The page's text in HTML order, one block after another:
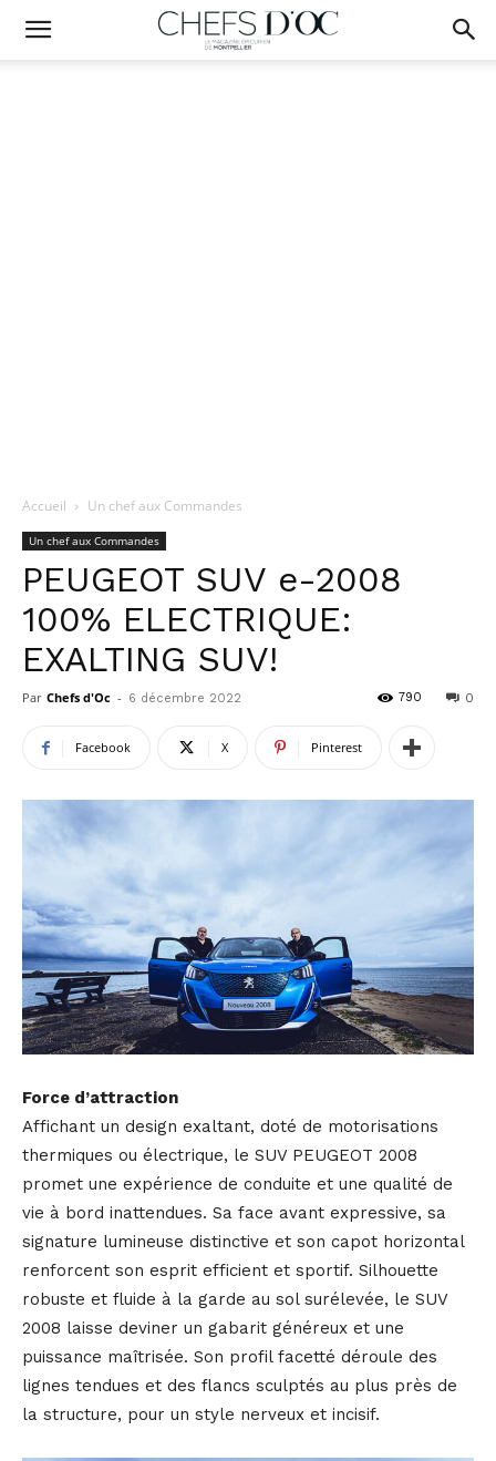
Accueil Un chef aux Commandes
Un chef aux Commandes
PEUGEOT SUV e-2008
100% ELECTRIQUE:
EXALTING SUV!
Par Chefs d'Oc - 6 décembre 2022 0
790
Facebook X Pinterest
Force d’attraction
Affichant un design exaltant, doté de motorisations
thermiques ou électrique, le SUV PEUGEOT 2008
promet une expérience de conduite et une qualité de
vie à bord inattendues. Sa face avant expressive, sa
signature lumineuse distinctive et son capot horizontal
renforcent son esprit efficient et sportif. Silhouette
robuste et fluide à la garde au sol surélevée, le SUV
2008 laisse deviner un gabarit généreux et une
puissance maîtrisée. Son profil facetté déroule des
lignes tendues et des flancs sculptés au plus près de
la structure, pour un style nerveux et incisif.